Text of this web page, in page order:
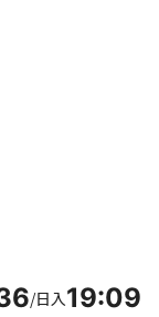
/日入19:09